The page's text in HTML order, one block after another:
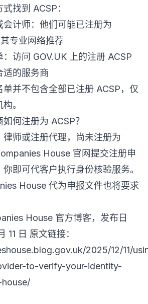
找到 ACSP：
计师：他们可能已注册为
专业网络推荐
访问 GOV.UK 上的注册 ACSP
适的服务商
单并不包含全部已注册 ACSP，仅
。
何注册为 ACSP？
师或注册代理，尚未注册为
House 官网提交注册申
即可代客户执行身份核验服务。
House 代为申报文件也将要求
House 官方博客，发布日
11 日 原文链接：
2025/12/11/
to-verify-your-identity-